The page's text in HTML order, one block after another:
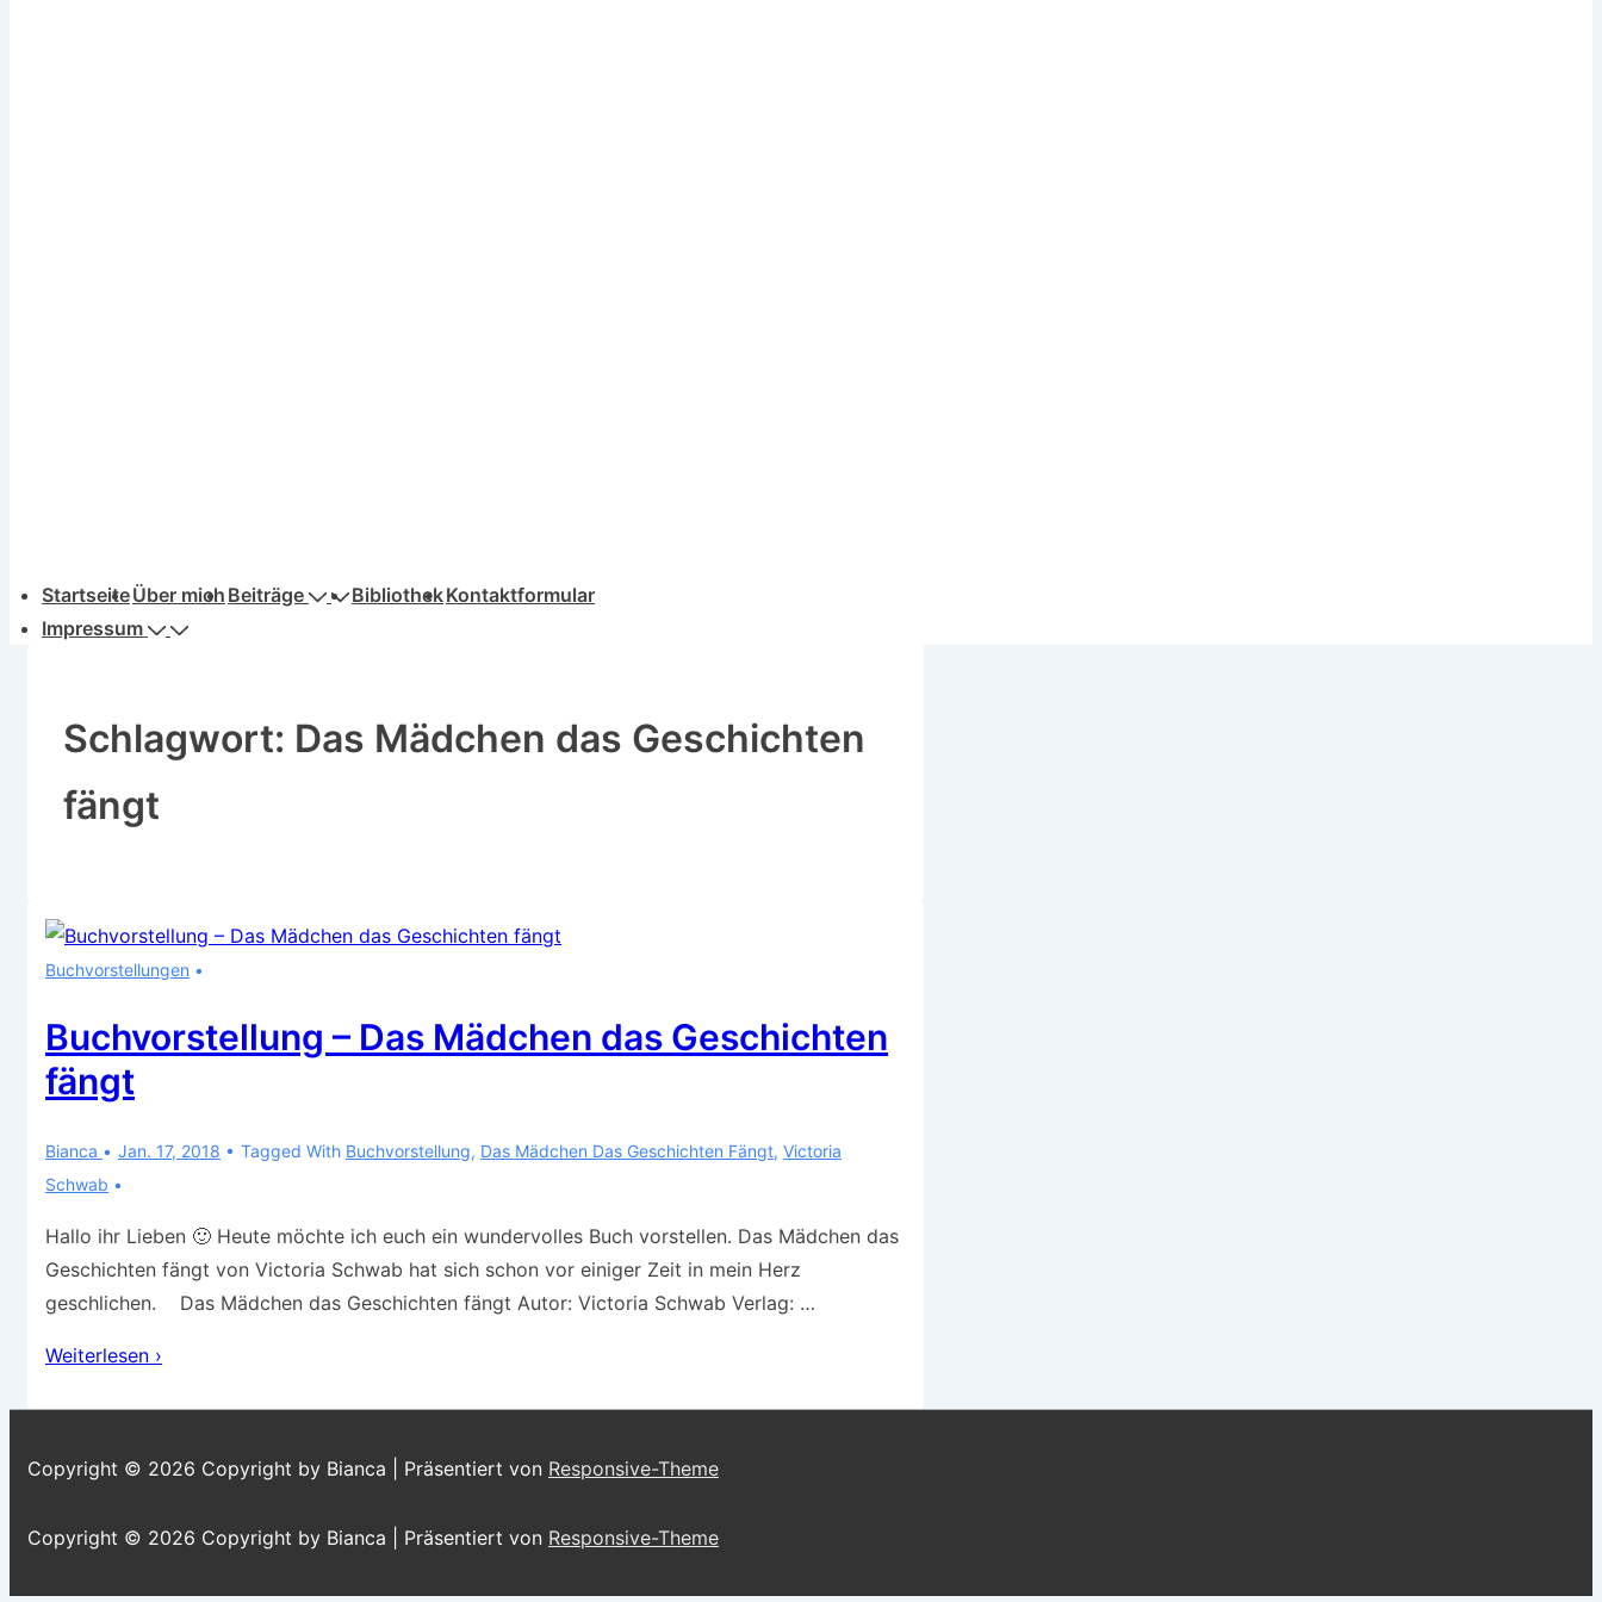
StartseiteÜber mich Beiträge BibliothekKontaktformular
Impressum
Schlagwort: Das Mädchen das Geschichten
fängt
Buchvorstellungen
Buchvorstellung – Das Mädchen das Geschichten
fängt
Bianca Jan. 17, 2018 Tagged With Buchvorstellung, Das Mädchen Das Geschichten Fängt, Victoria
Schwab
Hallo ihr Lieben 🙂 Heute möchte ich euch ein wundervolles Buch vorstellen. Das Mädchen das
Geschichten fängt von Victoria Schwab hat sich schon vor einiger Zeit in mein Herz
geschlichen. Das Mädchen das Geschichten fängt Autor: Victoria Schwab Verlag: …
Buchvorstellung
das
fängt
Weiterlesen ›
Copyright © 2026 Copyright by Bianca | Präsentiert von Responsive-Theme
Copyright © 2026 Copyright by Bianca | Präsentiert von Responsive-Theme